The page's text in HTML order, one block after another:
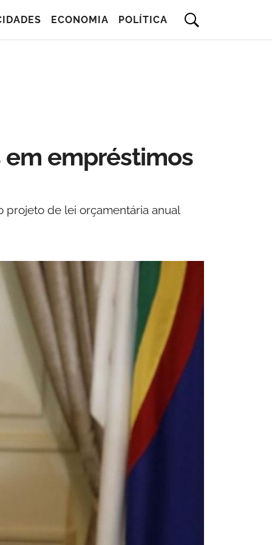
ECONOMIA POLÍTICA
em empréstimos
projeto de lei orçamentária anual